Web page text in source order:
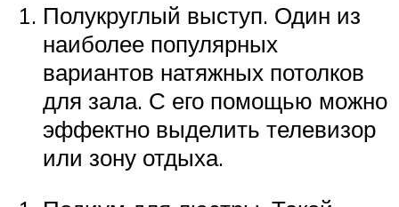
Полукруглый выступ. Один из
наиболее популярных
вариантов натяжных потолков
для зала. С его помощью можно
эффектно выделить телевизор
или зону отдыха.